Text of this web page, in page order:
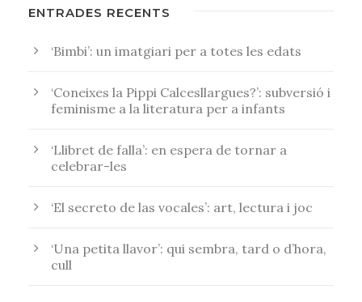
ENTRADES RECENTS
‘Bimbi’: un imatgiari per a totes les edats
‘Coneixes la Pippi Calcesllargues?’: subversió i
feminisme a la literatura per a infants
‘Llibret de falla’: en espera de tornar a
celebrar-les
‘El secreto de las vocales’: art, lectura i joc
‘Una petita llavor’: qui sembra, tard o d’hora,
cull